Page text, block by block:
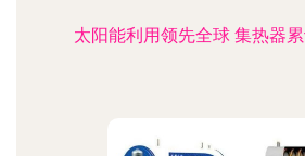
太阳能利用领先全球 集热器